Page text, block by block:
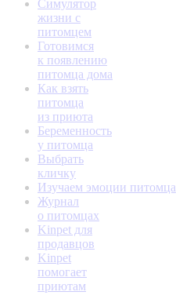
Симулятор
жизни с
питомцем
Готовимся
к появлению
питомца дома
Как взять
питомца
из приюта
Беременность
у питомца
Выбрать
кличку
Изучаем эмоции питомца
Журнал
о питомцах
Kinpet для
продавцов
Kinpet
помогает
приютам